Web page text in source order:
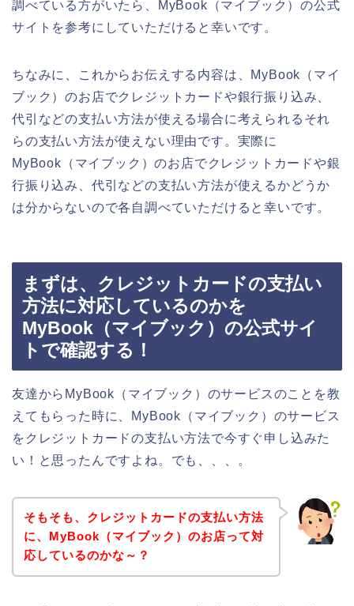
調べている方がいたら、MyBook（マイブック）の公式
サイトを参考にしていただけると幸いです。
ちなみに、これからお伝えする内容は、MyBook（マイ
ブック）のお店でクレジットカードや銀行振り込み、
代引などの支払い方法が使える場合に考えられるそれ
らの支払い方法が使えない理由です。実際に
MyBook（マイブック）のお店でクレジットカードや銀
行振り込み、代引などの支払い方法が使えるかどうか
は分からないので各自調べていただけると幸いです。
まずは、クレジットカードの支払い
方法に対応しているのかを
MyBook（マイブック）の公式サイ
トで確認する！
友達からMyBook（マイブック）のサービスのことを教
えてもらった時に、MyBook（マイブック）のサービス
をクレジットカードの支払い方法で今すぐ申し込みた
い！と思ったんですよね。でも、、、。
そもそも、クレジットカードの支払い方法
に、MyBook（マイブック）のお店って対
応しているのかな～？